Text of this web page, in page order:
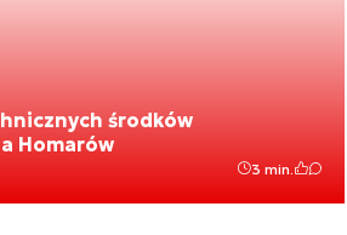
środków
Homarów
3 min.